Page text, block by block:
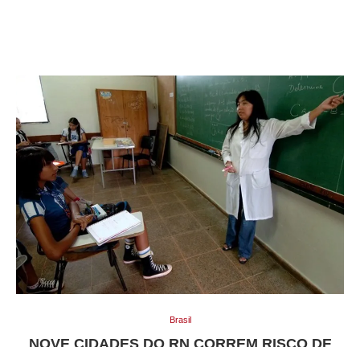
Brasil
NOVE CIDADES DO RN CORREM RISCO DE